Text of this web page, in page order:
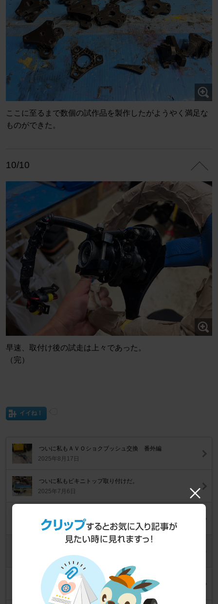
ここに至るまで数個の試作品を製作したがようやく満足な
ものができた。
10/10
早速、取付け後の試走は上々であった。
（完）
イイね！
ついに私もＡＶＯショクブッシュ交換 番外編
2025年8月17日
ついに私もビキニトップ取り付けだ。
2025年7月6日
2024年10月7日
2024年9月30日
ついに私もステアリングボス アダプター製作 １／２
2024年9月19日